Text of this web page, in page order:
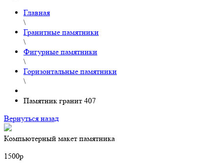
Главная
\
Гранитные памятники
\
Фигурные памятники
\
Горизонтальные памятники
\
Памятник гранит 407
Вернуться назад
Компьютерный макет памятника
1500р